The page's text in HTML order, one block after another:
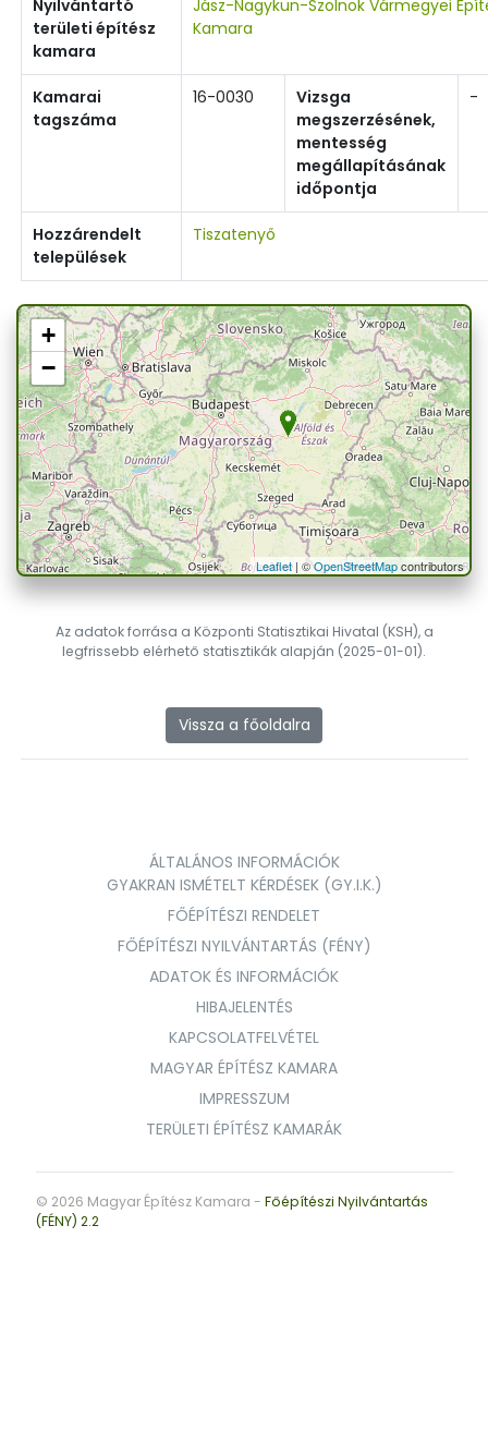
Nyilvántartó
területi építész
kamara
Jász-Nagykun-Szolnok Vármegyei
Kamara
Kamarai
tagszáma
16-0030
Vizsga
megszerzésének,
mentesség
megállapításának
időpontja
-
Hozzárendelt
települések
Tiszatenyő
+
−
Leaflet| ©OpenStreetMapcontributors
Az adatok forrása a Központi Statisztikai Hivatal (KSH), a
legfrissebb elérhető statisztikák alapján (2025-01-01).
Vissza a főoldalra
ÁLTALÁNOS INFORMÁCIÓK
GYAKRAN ISMÉTELT KÉRDÉSEK (GY.I.K.)
FŐÉPÍTÉSZI RENDELET
FŐÉPÍTÉSZI NYILVÁNTARTÁS (FÉNY)
ADATOK ÉS INFORMÁCIÓK
HIBAJELENTÉS
KAPCSOLATFELVÉTEL
MAGYAR ÉPÍTÉSZ KAMARA
IMPRESSZUM
TERÜLETI ÉPÍTÉSZ KAMARÁK
© 2026 Magyar Építész Kamara - Főépítészi Nyilvántartás
(FÉNY) 2.2